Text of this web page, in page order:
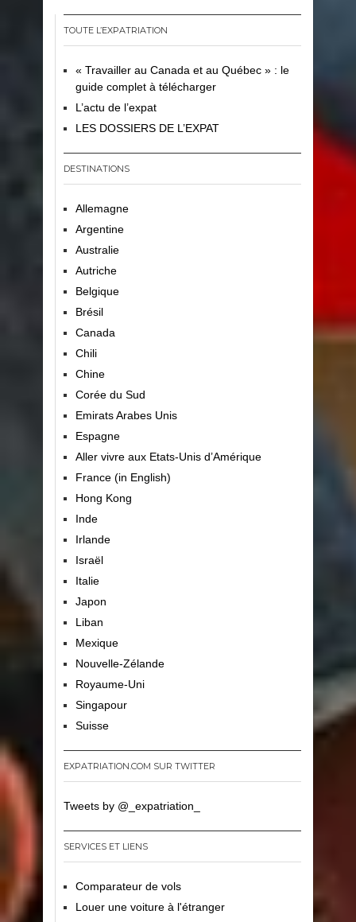
TOUTE L’EXPATRIATION
« Travailler au Canada et au Québec » : le
guide complet à télécharger
L’actu de l’expat
LES DOSSIERS DE L’EXPAT
DESTINATIONS
Allemagne
Argentine
Australie
Autriche
Belgique
Brésil
Canada
Chili
Chine
Corée du Sud
Emirats Arabes Unis
Espagne
Aller vivre aux Etats-Unis d’Amérique
France (in English)
Hong Kong
Inde
Irlande
Israël
Italie
Japon
Liban
Mexique
Nouvelle-Zélande
Royaume-Uni
Singapour
Suisse
EXPATRIATION.COM SUR TWITTER
Tweets by @_expatriation_
SERVICES ET LIENS
Comparateur de vols
Louer une voiture à l'étranger